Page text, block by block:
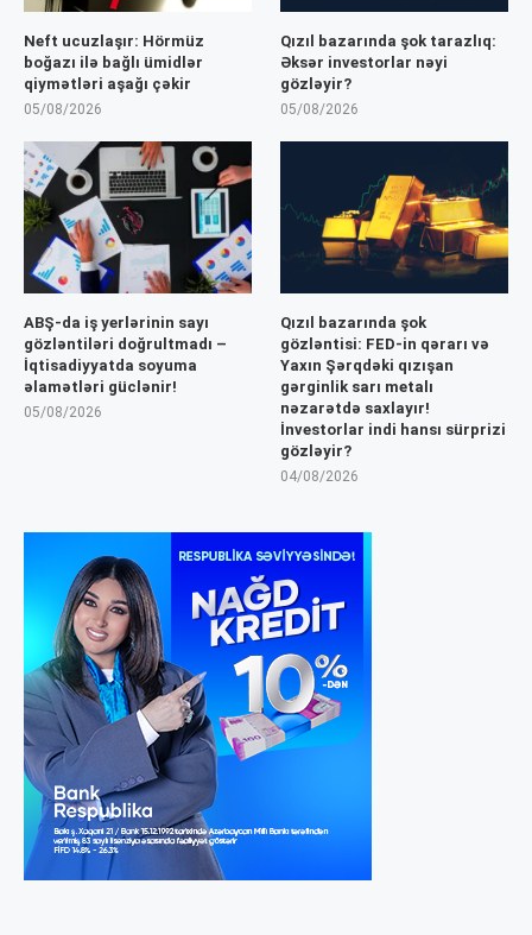
Neft ucuzlaşır: Hörmüz
boğazı ilə bağlı ümidlər
qiymətləri aşağı çəkir
05/08/2026
Qızıl bazarında şok tarazlıq:
Əksər investorlar nəyi
gözləyir?
05/08/2026
ABŞ-da iş yerlərinin sayı
gözləntiləri doğrultmadı –
İqtisadiyyatda soyuma
əlamətləri güclənir!
05/08/2026
Qızıl bazarında şok
gözləntisi: FED-in qərarı və
Yaxın Şərqdəki qızışan
gərginlik sarı metalı
nəzarətdə saxlayır!
İnvestorlar indi hansı sürprizi
gözləyir?
04/08/2026